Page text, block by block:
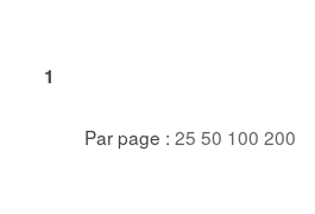
1
Par page : 25 50 100 200